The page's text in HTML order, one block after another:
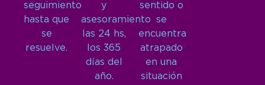
seguimiento
hasta que
se
resuelve.
y
asesoramiento
las 24 hs,
los 365
días del
año.
sentido o
se
encuentra
atrapado
en una
situación